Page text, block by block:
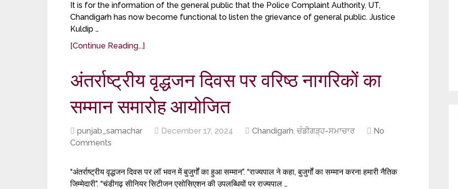
It is for the information of the general public that the Police Complaint Authority, UT,
Chandigarh has now become functional to listen the grievance of general public. Justice
Kuldip …
[Continue Reading...]
अंतर्राष्ट्रीय वृद्धजन दिवस पर वरिष्ठ नागरिकों का
सम्मान समारोह आयोजित
punjab_samachar December 17, 2024 Chandigarh, ਚੰਡੀਗੜ੍ਹ-ਸਮਾਚਾਰ
No
Comments
“अंतर्राष्ट्रीय वृद्धजन दिवस पर लॉ भवन में बुजुर्गों का हुआ सम्मान”. “राज्यपाल ने कहा, बुजुर्गों का सम्मान करना हमारी नैतिक
जिम्मेदारी”. “चंडीगढ़ सीनियर सिटीजन एसोसिएशन की उपलब्धियों पर राज्यपाल …